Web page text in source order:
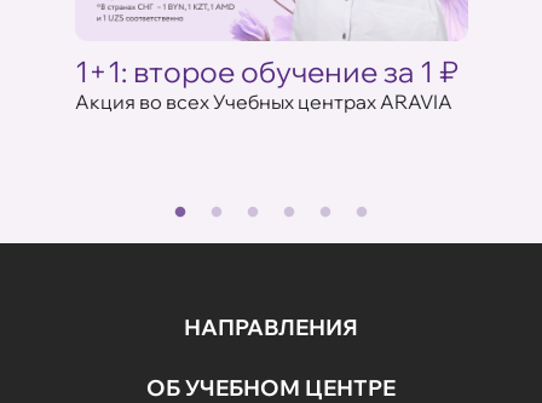
1+1: второе обучение за 1 ₽
Акция во всех Учебных центрах ARAVIA
НАПРАВЛЕНИЯ
ОБ УЧЕБНОМ ЦЕНТРЕ